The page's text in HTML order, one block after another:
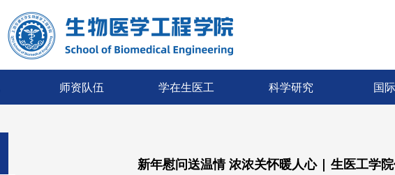
师资队伍 学在生医工 科学研究 国
新年慰问送温情 浓浓关怀暖人心 | 生医工学